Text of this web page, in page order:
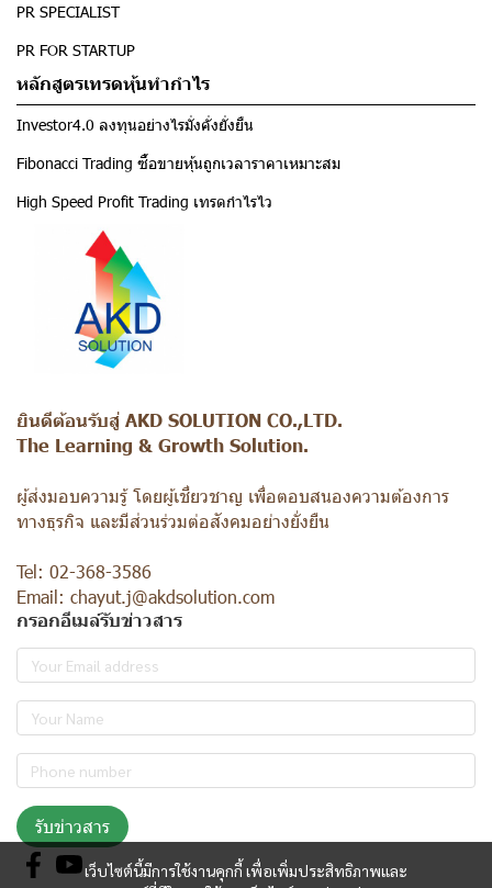
เว็บไซต์นี้มีการใช้งานคุกกี้ เพื่อเพิ่มประสิทธิภาพและ
PR SPECIALIST
PR FOR STARTUP
หลักสูตรเทรดหุ้นทำกำไร
Investor4.0 ลงทุนอย่างไรมั่งคั่งยั่งยืน
Fibonacci Trading ซื้อขายหุ้นถูกเวลาราคาเหมาะสม
High Speed Profit Trading เทรดกำไรไว
ยินดีต้อนรับสู่ AKD SOLUTION CO.,LTD.
The Learning & Growth Solution.
ผู้ส่งมอบความรู้ โดยผู้เชี่ยวชาญ เพื่อตอบสนองความต้องการ
ทางธุรกิจ และมีส่วนร่วมต่อสังคมอย่างยั่งยืน
Tel: 02-368-3586
Email: chayut.j@akdsolution.com
กรอกอีเมล์รับข่าวสาร
รับข่าวสาร